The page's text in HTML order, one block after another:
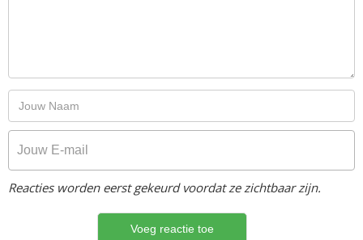
Reacties worden eerst gekeurd voordat ze zichtbaar zijn.